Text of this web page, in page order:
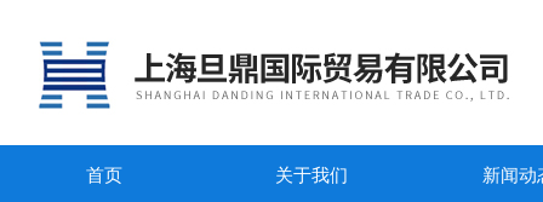
首页 关于我们 新闻动